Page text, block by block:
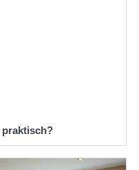
praktisch?